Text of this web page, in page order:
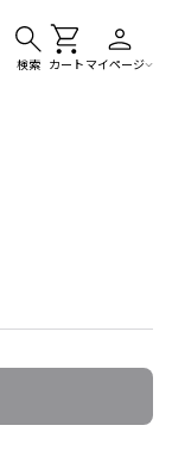
検索 カート マイページ